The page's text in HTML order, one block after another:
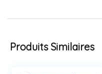
Produits Similaires